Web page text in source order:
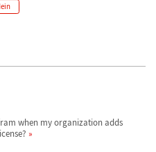
when my organization adds